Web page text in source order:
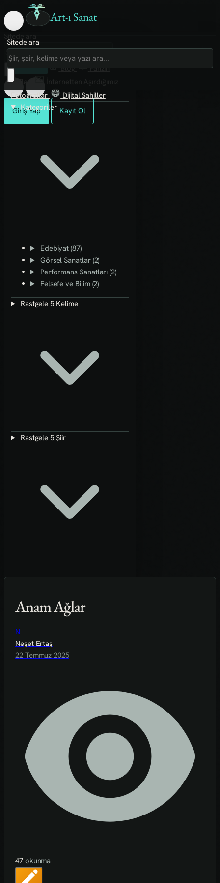
Art-ı Sanat
Giriş Yap Kayıt Ol
Sitede ara
Art-ı Sosyal
İmece
Kütüphane
Blog
Fanzin
Rafları
Fotoğraflar
Dijital Sahiller
Kategoriler
Edebiyat (87)
Görsel Sanatlar (2)
Performans Sanatları (2)
Felsefe ve Bilim (2)
Rastgele 5 Kelime
Rastgele 5 Şiir
Anam Ağlar
N
Neşet Ertaş
22 Temmuz 2025
47 okunma